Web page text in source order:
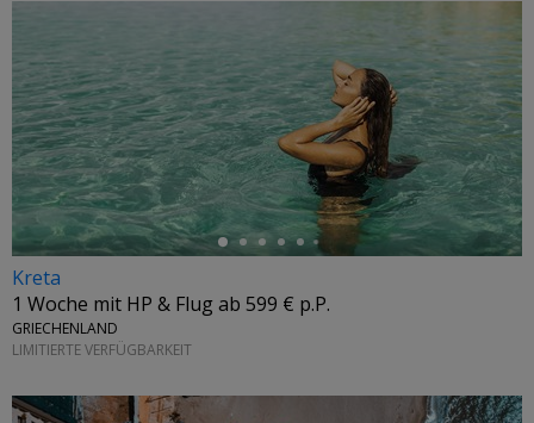
←
Kreta
1 Woche mit HP & Flug ab 599 € p.P.
GRIECHENLAND
LIMITIERTE VERFÜGBARKEIT